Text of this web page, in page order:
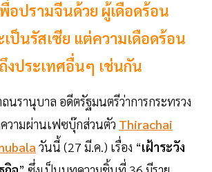
อปรามจีนด้วย ผู้เดือดร้อน
ป็นรัสเซีย แต่ความเดือดร้อน
งประเทศอื่นๆ เช่นกัน
นรานุบาล อดีตรัฐมนตรีว่าการกระทรวง
วามผ่านเฟซบุ๊กส่วนตัว Thirachai
วันนี้ (27 มี.ค.) เรื่อง “เฝ้าระวัง